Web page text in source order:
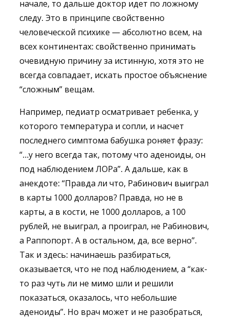
начале, то дальше доктор идет по ложному
следу. Это в принципе свойственно
человеческой психике — абсолютно всем, на
всех континентах: свойственно принимать
очевидную причину за истинную, хотя это не
всегда совпадает, искать простое объяснение
“сложным” вещам.
Например, педиатр осматривает ребенка, у
которого температура и сопли, и насчет
последнего симптома бабушка роняет фразу:
“…у него всегда так, потому что аденоиды, он
под наблюдением ЛОРа”. А дальше, как в
анекдоте: “Правда ли что, Рабинович выиграл
в карты 1000 долларов? Правда, но не в
карты, а в кости, не 1000 долларов, а 100
рублей, не выиграл, а проиграл, не Рабинович,
а Раппопорт. А в остальном, да, все верно”.
Так и здесь: начинаешь разбираться,
оказывается, что не под наблюдением, а “как-
то раз чуть ли не мимо шли и решили
показаться, оказалось, что небольшие
аденоиды”. Но врач может и не разобраться,